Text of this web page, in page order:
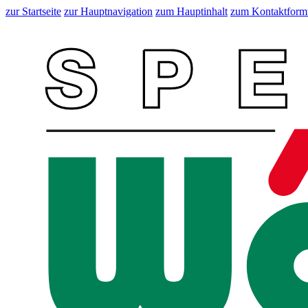
zur Startseite zur Hauptnavigation zum Hauptinhalt zum